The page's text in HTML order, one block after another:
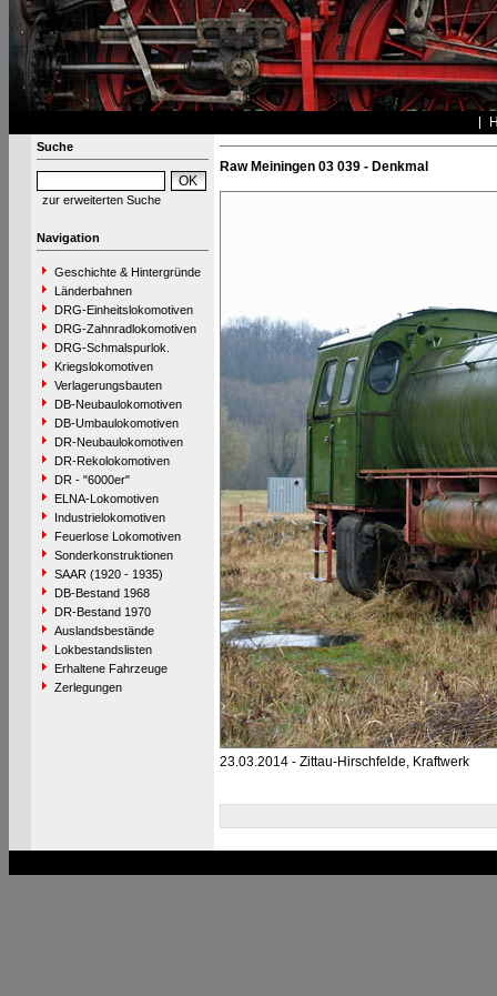
Suche
zur erweiterten Suche
Navigation
Geschichte & Hintergründe
Länderbahnen
DRG-Einheitslokomotiven
DRG-Zahnradlokomotiven
DRG-Schmalspurlok.
Kriegslokomotiven
Verlagerungsbauten
DB-Neubaulokomotiven
DB-Umbaulokomotiven
DR-Neubaulokomotiven
DR-Rekolokomotiven
DR - "6000er"
ELNA-Lokomotiven
Industrielokomotiven
Feuerlose Lokomotiven
Sonderkonstruktionen
SAAR (1920 - 1935)
DB-Bestand 1968
DR-Bestand 1970
Auslandsbestände
Lokbestandslisten
Erhaltene Fahrzeuge
Zerlegungen
Raw Meiningen 03 039 - Denkmal
23.03.2014 - Zittau-Hirschfelde, Kraftwerk